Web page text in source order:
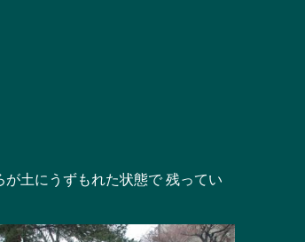
土にうずもれた状態で 残ってい